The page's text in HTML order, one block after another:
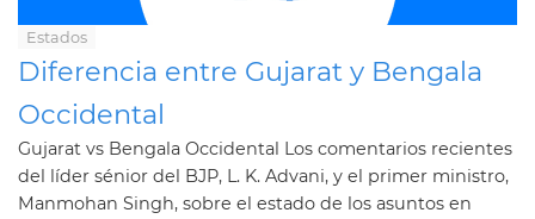
Estados
Diferencia entre Gujarat y Bengala
Occidental
Gujarat vs Bengala Occidental Los comentarios recientes
del líder sénior del BJP, L. K. Advani, y el primer ministro,
Manmohan Singh, sobre el estado de los asuntos en